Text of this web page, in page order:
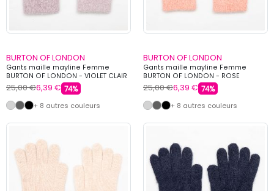
BURTON OF LONDON
Gants maille mayline Femme
BURTON OF LONDON - VIOLET CLAIR
25,00 €6,39 € 74%
+ 8 autres couleurs
BURTON OF LONDON
Gants maille mayline Femme
BURTON OF LONDON - ROSE
25,00 €6,39 € 74%
+ 8 autres couleurs